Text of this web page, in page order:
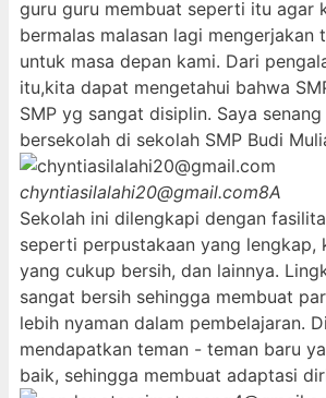
guru guru membuat seperti itu agar
bermalas malasan lagi mengerjakan
untuk masa depan kami. Dari
itu,kita dapat mengetahui bahwa
SMP yg sangat disiplin. Saya
bersekolah di sekolah SMP Budi
chyntiasilalahi20@gmail.com8A
Sekolah ini dilengkapi dengan
seperti perpustakaan yang lengkap,
yang cukup bersih, dan lainnya.
sangat bersih sehingga membuat
lebih nyaman dalam pembelajaran.
mendapatkan teman - teman baru
baik, sehingga membuat adaptasi